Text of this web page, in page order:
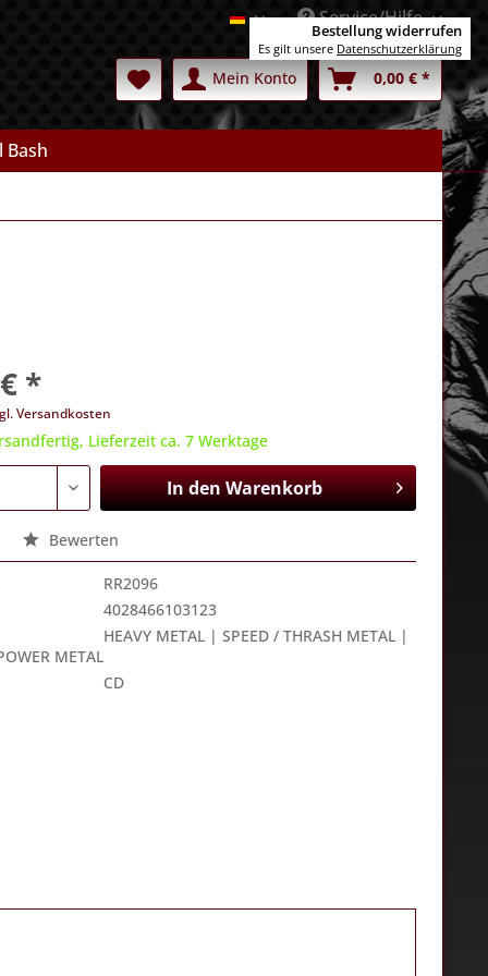
DeutschService/Hilfe
Mein Konto 0,00 € *
Bash
*
Versandkosten
Lieferzeit ca. 7 Werktage
In denWarenkorb
Bewerten
RR2096
4028466103123
HEAVY METAL | SPEED / THRASH METAL |
METAL
CD
Bestellung widerrufen
Es gilt unsere Datenschutzerklärung